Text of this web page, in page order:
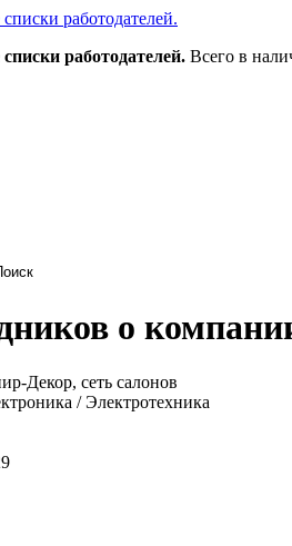
работодателей. Всего в
о
Декор, сеть салонов
/ Электротехника